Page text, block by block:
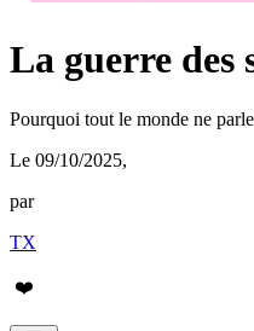
La guerre des
Pourquoi tout le monde ne
Le 09/10/2025,
par
TX
❤️